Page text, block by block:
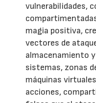
vulnerabilidades,
magia positiva,
vectores de
almacenamiento
sistemas, zonas
máquinas
acciones,